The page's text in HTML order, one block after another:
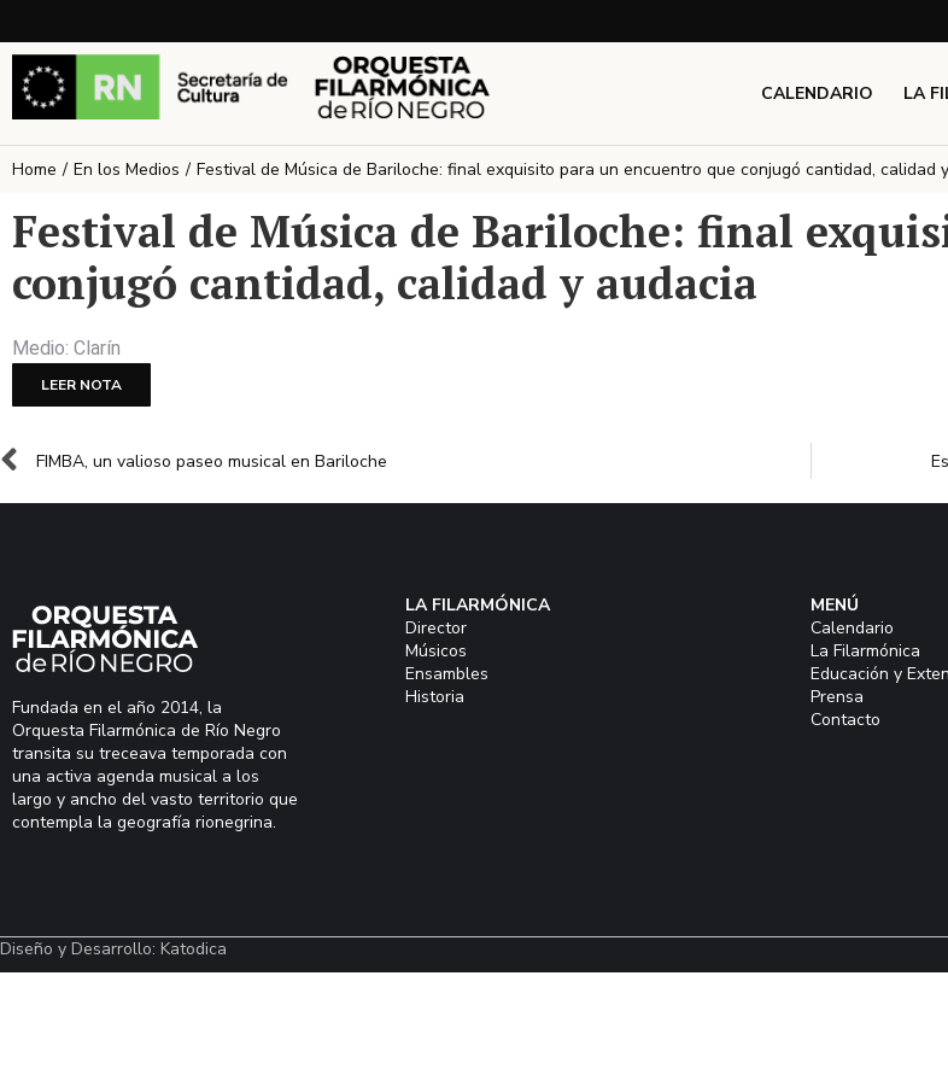
CALENDARIO LA
You are here:
Home En los Medios Festival de Música de Bariloche: final exquisito para un encuentro que conjugó cantidad, calidad
Festival de Música de Bariloche: final
conjugó cantidad, calidad y audacia
Medio: Clarín
LEER NOTA
FIMBA, un valioso paseo musical en Bariloche
Fundada en el año 2014, la
Orquesta Filarmónica de Río Negro
transita su treceava temporada con
una activa agenda musical a los
largo y ancho del vasto territorio que
contempla la geografía rionegrina.
LA FILARMÓNICA
Director
Músicos
Ensambles
Historia
MENÚ
Calendario
La Filarmónica
Educación y
Prensa
Contacto
Diseño y Desarrollo: Katodica